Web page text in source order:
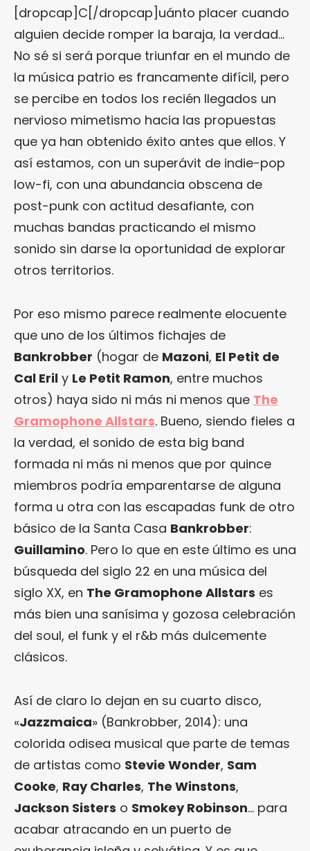
[dropcap]C[/dropcap]uánto placer cuando
alguien decide romper la baraja, la verdad…
No sé si será porque triunfar en el mundo de
la música patrio es francamente difícil, pero
se percibe en todos los recién llegados un
nervioso mimetismo hacia las propuestas
que ya han obtenido éxito antes que ellos. Y
así estamos, con un superávit de indie-pop
low-fi, con una abundancia obscena de
post-punk con actitud desafiante, con
muchas bandas practicando el mismo
sonido sin darse la oportunidad de explorar
otros territorios.
Por eso mismo parece realmente elocuente
que uno de los últimos fichajes de
Bankrobber (hogar de Mazoni, El Petit de
Cal Eril y Le Petit Ramon, entre muchos
otros) haya sido ni más ni menos que The
Gramophone Allstars. Bueno, siendo fieles a
la verdad, el sonido de esta big band
formada ni más ni menos que por quince
miembros podría emparentarse de alguna
forma u otra con las escapadas funk de otro
básico de la Santa Casa Bankrobber:
Guillamino. Pero lo que en este último es una
búsqueda del siglo 22 en una música del
siglo XX, en The Gramophone Allstars es
más bien una sanísima y gozosa celebración
del soul, el funk y el r&b más dulcemente
clásicos.
Así de claro lo dejan en su cuarto disco,
«Jazzmaica» (Bankrobber, 2014): una
colorida odisea musical que parte de temas
de artistas como Stevie Wonder, Sam
Cooke, Ray Charles, The Winstons,
Jackson Sisters o Smokey Robinson… para
acabar atracando en un puerto de